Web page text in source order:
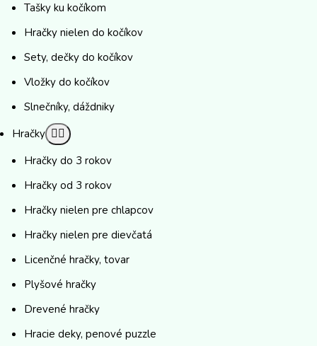
Tašky ku kočíkom
Hračky nielen do kočíkov
Sety, dečky do kočíkov
Vložky do kočíkov
Slnečníky, dáždniky
Hračky
Hračky do 3 rokov
Hračky od 3 rokov
Hračky nielen pre chlapcov
Hračky nielen pre dievčatá
Licenčné hračky, tovar
Plyšové hračky
Drevené hračky
Hracie deky, penové puzzle